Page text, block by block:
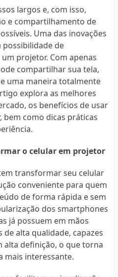
largos e, com isso,
e compartilhamento de
Uma das inovações
possibilidade de
projetor. Com apenas
compartilhar sua tela,
uma maneira totalmente
explora as melhores
os benefícios de usar
como dicas práticas
o celular em projetor
transformar seu celular
conveniente para quem
de forma rápida e sem
dos smartphones
já possuem em mãos
alta qualidade, capazes
alta definição, o que torna
mais interessante.